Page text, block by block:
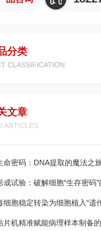
分类
CLASSIFICATION
文章
ARTICLES
命密码：DNA提取的魔法之
成试验：破解细胞“生存密码
细胞稳定转染为细胞植入“遗
片机精准赋能病理样本制备